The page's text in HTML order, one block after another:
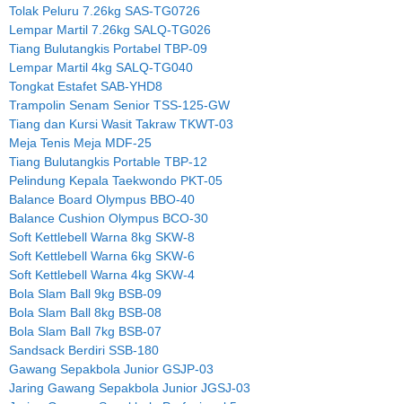
Tolak Peluru 7.26kg SAS-TG0726
Lempar Martil 7.26kg SALQ-TG026
Tiang Bulutangkis Portabel TBP-09
Lempar Martil 4kg SALQ-TG040
Tongkat Estafet SAB-YHD8
Trampolin Senam Senior TSS-125-GW
Tiang dan Kursi Wasit Takraw TKWT-03
Meja Tenis Meja MDF-25
Tiang Bulutangkis Portable TBP-12
Pelindung Kepala Taekwondo PKT-05
Balance Board Olympus BBO-40
Balance Cushion Olympus BCO-30
Soft Kettlebell Warna 8kg SKW-8
Soft Kettlebell Warna 6kg SKW-6
Soft Kettlebell Warna 4kg SKW-4
Bola Slam Ball 9kg BSB-09
Bola Slam Ball 8kg BSB-08
Bola Slam Ball 7kg BSB-07
Sandsack Berdiri SSB-180
Gawang Sepakbola Junior GSJP-03
Jaring Gawang Sepakbola Junior JGSJ-03